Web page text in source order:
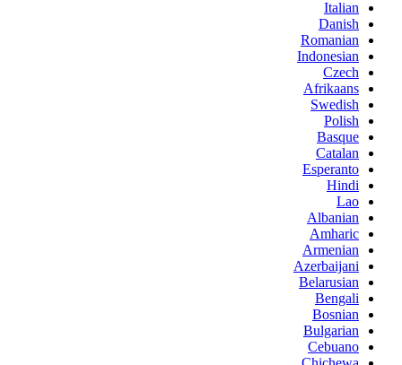
Italian
Danish
Romanian
Indonesian
Czech
Afrikaans
Swedish
Polish
Basque
Catalan
Esperanto
Hindi
Lao
Albanian
Amharic
Armenian
Azerbaijani
Belarusian
Bengali
Bosnian
Bulgarian
Cebuano